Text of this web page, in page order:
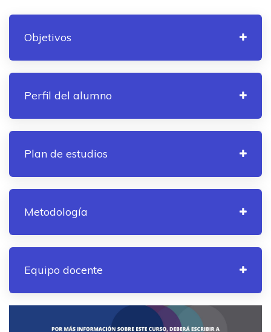
Objetivos
Perfil del alumno
Plan de estudios
Metodología
Equipo docente